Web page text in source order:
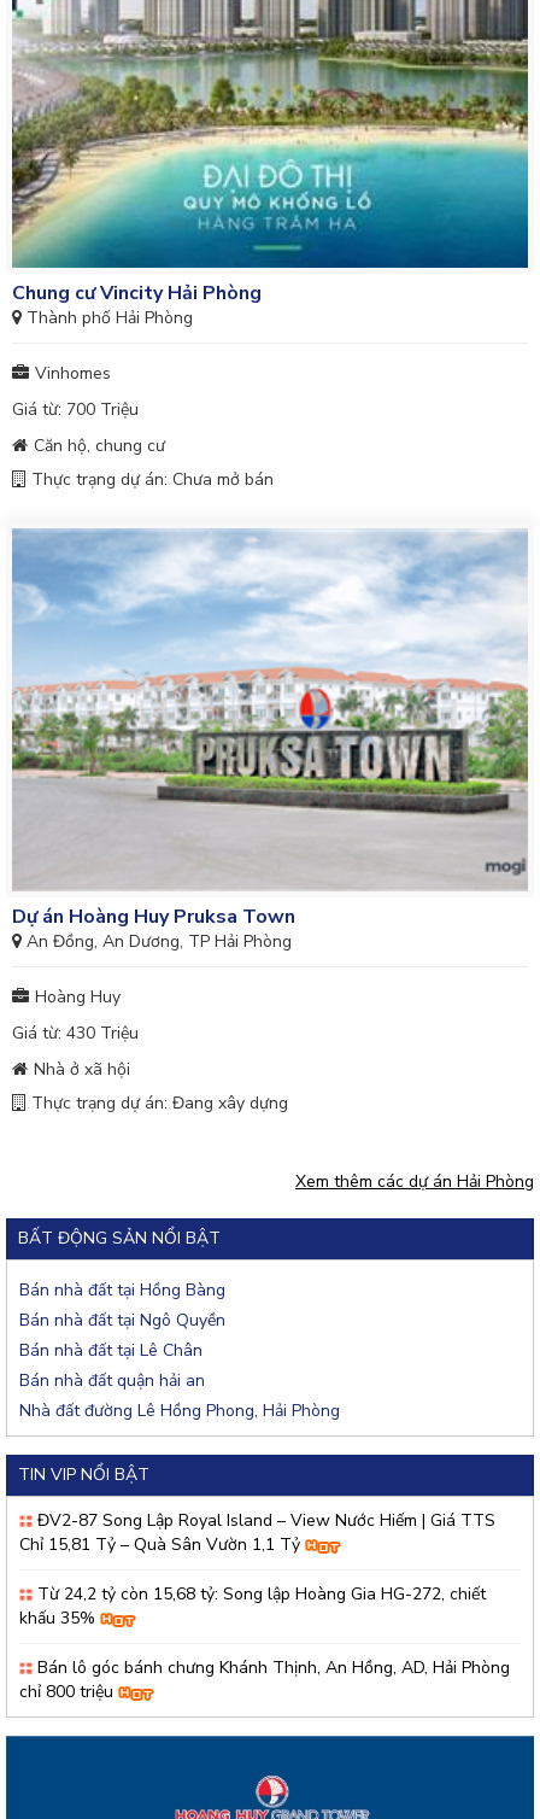
Chung cư Vincity Hải Phòng
Thành phố Hải Phòng
Vinhomes
Giá từ: 700 Triệu
Căn hộ, chung cư
Thực trạng dự án: Chưa mở bán
Dự án Hoàng Huy Pruksa Town
An Đồng, An Dương, TP Hải Phòng
Hoàng Huy
Giá từ: 430 Triệu
Nhà ở xã hội
Thực trạng dự án: Đang xây dựng
Xem thêm các dự án Hải Phòng
BẤT ĐỘNG SẢN NỔI BẬT
Bán nhà đất tại Hồng Bàng
Bán nhà đất tại Ngô Quyền
Bán nhà đất tại Lê Chân
Bán nhà đất quận hải an
Nhà đất đường Lê Hồng Phong, Hải Phòng
TIN VIP NỔI BẬT
ĐV2-87 Song Lập Royal Island – View Nước Hiếm | Giá TTS
Chỉ 15,81 Tỷ – Quà Sân Vườn 1,1 Tỷ
Từ 24,2 tỷ còn 15,68 tỷ: Song lập Hoàng Gia HG-272, chiết
khấu 35%
Bán lô góc bánh chưng Khánh Thịnh, An Hồng, AD, Hải Phòng
chỉ 800 triệu